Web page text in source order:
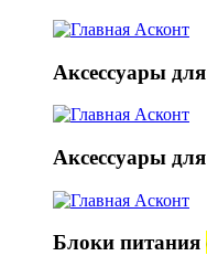
Аксессуары
Аксессуары
Блоки питания